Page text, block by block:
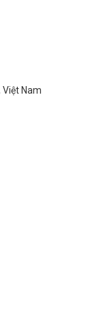
Việt Nam